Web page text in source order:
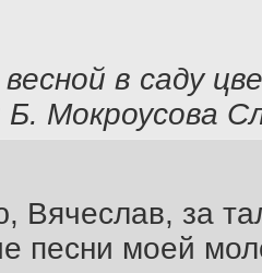
в саду
Б. Мокроусова
Вячеслав, за
песни моей